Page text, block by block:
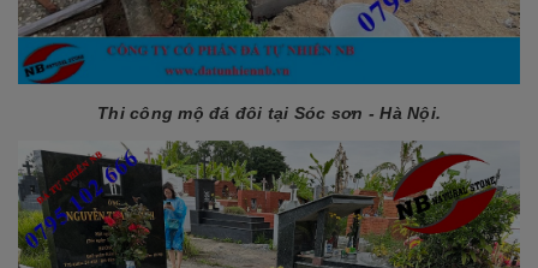
Thi công mộ đá đôi tại Sóc sơn - Hà Nội.